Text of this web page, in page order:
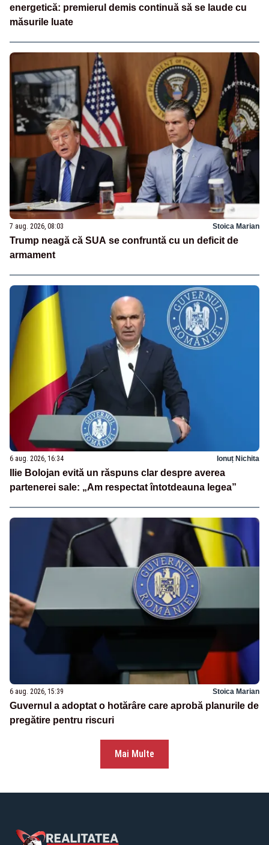
energetică: premierul demis continuă să se laude cu
măsurile luate
7 aug. 2026, 08:03 Stoica Marian
Trump neagă că SUA se confruntă cu un deficit de
armament
6 aug. 2026, 16:34 Ionuț Nichita
Ilie Bolojan evită un răspuns clar despre averea
partenerei sale: „Am respectat întotdeauna legea”
6 aug. 2026, 15:39 Stoica Marian
Guvernul a adoptat o hotărâre care aprobă planurile de
pregătire pentru riscuri
Mai Multe